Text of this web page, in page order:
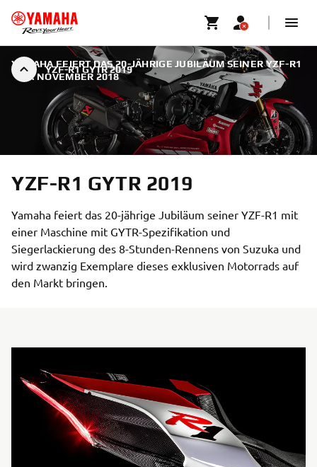
YZF-R1 GYTR 2019
YAMAHA FEIERT DAS 20-JÄHRIGE JUBILÄUM SEINER YZF-R1
4. NOVEMBER 2018
YZF-R1 GYTR 2019
Yamaha feiert das 20-jährige Jubiläum seiner YZF-R1 mit
einer Maschine mit GYTR-Spezifikation und
Siegerlackierung des 8-Stunden-Rennens von Suzuka und
wird zwanzig Exemplare dieses exklusiven Motorrads auf
den Markt bringen.